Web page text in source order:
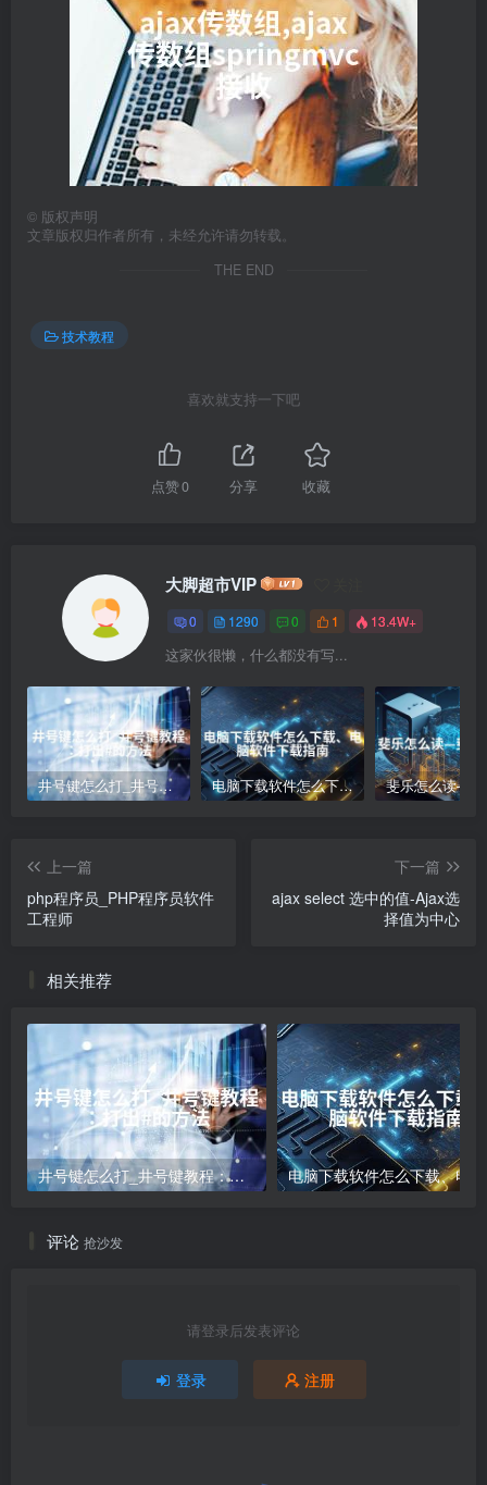
© 版权声明
文章版权归作者所有，未经允许请勿转载。
THE END
技术教程
喜欢就支持一下吧
点赞0 分享 收藏
大脚超市VIP
0 1290 0 1 13.4W+
这家伙很懒，什么都没有写...
井号键怎么打_井号键教程：打出#的方法 电脑下载软件怎么下载、电脑软件下载指南
上一篇
php程序员_PHP程序员软件
工程师
下一篇
ajax select 选中的值-Ajax选
择值为中心
相关推荐
井号键怎么打_井号键教程：打出#的方法
评论 抢沙发
请登录后发表评论
登录 注册